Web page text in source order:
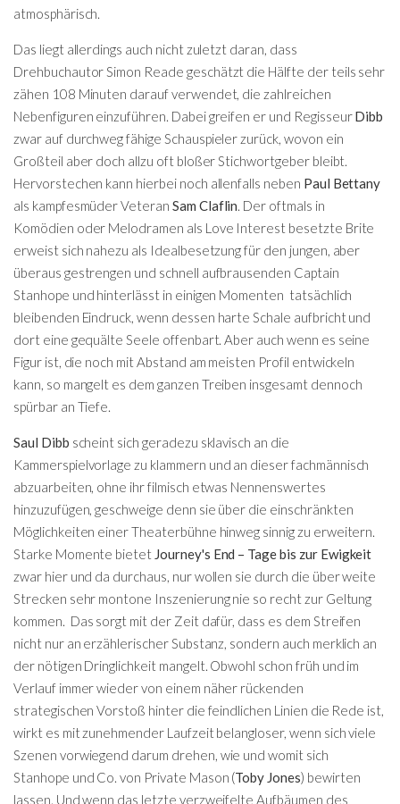
atmosphärisch.
Das liegt allerdings auch nicht zuletzt daran, dass
Drehbuchautor Simon Reade geschätzt die Hälfte der teils sehr
zähen 108 Minuten darauf verwendet, die zahlreichen
Nebenfiguren einzuführen. Dabei greifen er und RegisseurDibb
zwar auf durchweg fähige Schauspieler zurück, wovon ein
Großteil aber doch allzu oft bloßer Stichwortgeber bleibt.
Hervorstechen kann hierbei noch allenfalls neben Paul Bettany
als kampfesmüder Veteran Sam Claflin . Der oftmals in
Komödien oder Melodramen als Love Interest besetzte Brite
erweist sich nahezu als Idealbesetzung für den jungen, aber
überaus gestrengen und schnell aufbrausenden Captain
Stanhope und hinterlässt in einigen Momenten tatsächlich
bleibenden Eindruck, wenn dessen harte Schale aufbricht und
dort eine gequälte Seele offenbart. Aber auch wenn es seine
Figur ist, die noch mit Abstand am meisten Profil entwickeln
kann, so mangelt es dem ganzen Treiben insgesamt dennoch
spürbar an Tiefe.
Saul Dibb scheint sich geradezu sklavisch an die
Kammerspielvorlage zu klammern und an dieser fachmännisch
abzuarbeiten, ohne ihr filmisch etwas Nennenswertes
hinzuzufügen, geschweige denn sie über die einschränkten
Möglichkeiten einer Theaterbühne hinweg sinnig zu erweitern.
Starke Momente bietet Journey's End – Tage bis zur Ewigkeit
zwar hier und da durchaus, nur wollen sie durch die über weite
Strecken sehr montone Inszenierung nie so recht zur Geltung
kommen. Das sorgt mit der Zeit dafür, dass es dem Streifen
nicht nur an erzählerischer Substanz, sondern auch merklich an
der nötigen Dringlichkeit mangelt. Obwohl schon früh und im
Verlauf immer wieder von einem näher rückenden
strategischen Vorstoß hinter die feindlichen Linien die Rede ist,
wirkt es mit zunehmender Laufzeit belangloser, wenn sich viele
Szenen vorwiegend darum drehen, wie und womit sich
Stanhope und Co. von Private Mason (Toby Jones) bewirten
lassen. Und wenn das letzte verzweifelte Aufbäumen des